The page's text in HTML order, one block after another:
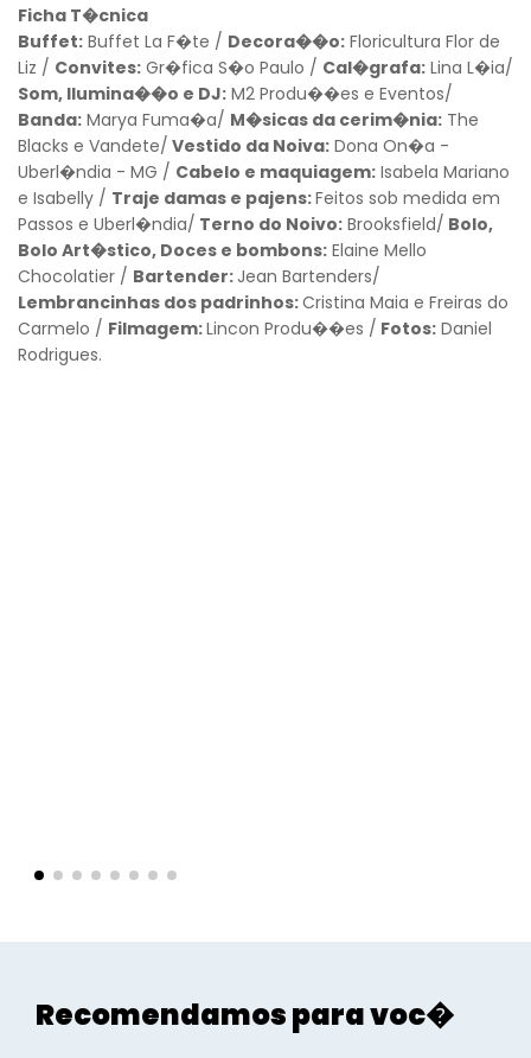
Ficha T�cnica
Buffet: Buffet La F�te / Decora��o: Floricultura Flor de
Liz / Convites: Gr�fica S�o Paulo / Cal�grafa: Lina L�ia/
Som, Ilumina��o e DJ: M2 Produ��es e Eventos/
Banda: Marya Fuma�a/ M�sicas da cerim�nia: The
Blacks e Vandete/ Vestido da Noiva: Dona On�a -
Uberl�ndia - MG / Cabelo e maquiagem: Isabela Mariano
e Isabelly / Traje damas e pajens:Feitos sob medida em
Passos e Uberl�ndia/ Terno do Noivo: Brooksfield/ Bolo,
Bolo Art�stico, Doces e bombons: Elaine Mello
Chocolatier / Bartender: Jean Bartenders/
Lembrancinhas dos padrinhos:Cristina Maia e Freiras do
Carmelo / Filmagem:Lincon Produ��es / Fotos: Daniel
Rodrigues.
Recomendamos para voc�